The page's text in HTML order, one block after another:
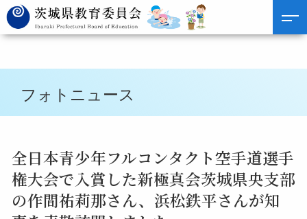
フォトニュース
全日本青少年フルコンタクト空手道選手
権大会で入賞した新極真会茨城県央支部
の作間祐莉那さん、浜松鉄平さんが知